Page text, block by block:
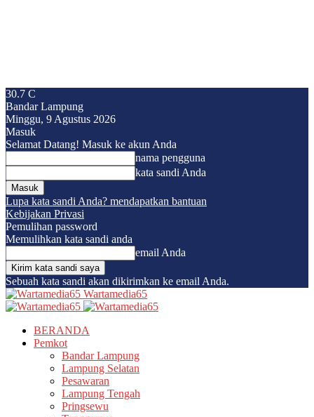
30.7 C
Bandar Lampung
Minggu, 9 Agustus 2026
Masuk
Selamat Datang! Masuk ke akun Anda
nama pengguna
kata sandi Anda
Lupa kata sandi Anda? mendapatkan bantuan
Kebijakan Privasi
Pemulihan password
Memulihkan kata sandi anda
email Anda
Sebuah kata sandi akan dikirimkan ke email Anda.
Wartamedia65
BERANDA
Pemkot
Bandar Lampung
Lampung Selatan
Pesawaran
Lampung Tengah
Pringsewu